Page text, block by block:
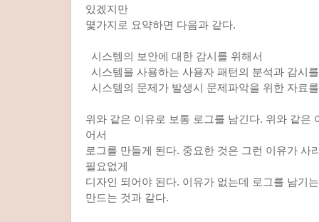
있겠지만
몇가지로 요약하면 다음과 같다.
시스템의 보안에 대한 감시를 위해서
시스템을 사용하는 사용자 패턴의 분석과 감시
시스템의 문제가 발생시 문제파악을 위한 자료
위와 같은 이유로 보통 로그를 남긴다. 위와 같은
어서
로그를 만들게 된다. 중요한 것은 그런 이유가 사
필요없게
디자인 되어야 된다. 이유가 없는데 로그를 남기
만드는 것과 같다.